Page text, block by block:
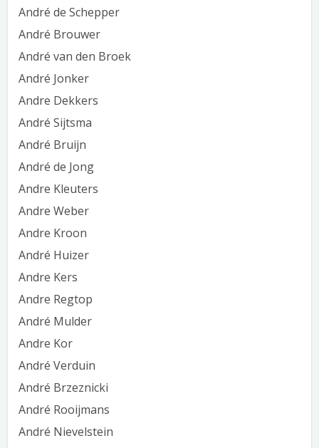
André de Schepper
André Brouwer
André van den Broek
André Jonker
Andre Dekkers
André Sijtsma
André Bruijn
André de Jong
Andre Kleuters
Andre Weber
Andre Kroon
André Huizer
Andre Kers
Andre Regtop
André Mulder
Andre Kor
André Verduin
André Brzeznicki
André Rooijmans
André Nievelstein